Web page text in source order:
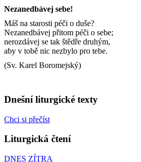
Nezanedbávej sebe!
Máš na starosti péči o duše?
Nezanedbávej přitom péči o sebe;
nerozdávej se tak štědře druhým,
aby v tobě nic nezbylo pro tebe.
(Sv. Karel Boromejský)
Dnešní liturgické texty
Chci si přečíst
Liturgická čtení
DNES ZÍTRA